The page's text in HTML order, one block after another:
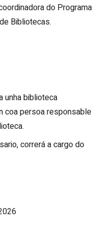
do Programa
Bibliotecas.
unha biblioteca
coa persoa responsable
correrá a cargo do